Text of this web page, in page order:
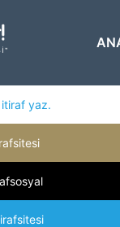
itiraf yaz.